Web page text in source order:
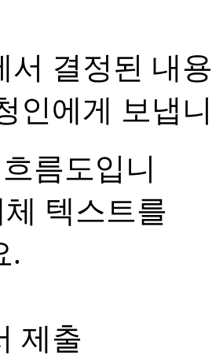
서 결정된 내
인에게 보냅
제출